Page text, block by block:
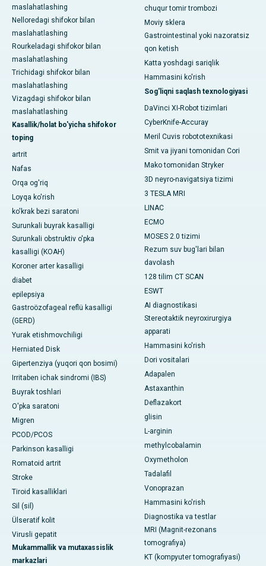
maslahatlashing
Nelloredagi shifokor bilan
maslahatlashing
Rourkeladagi shifokor bilan
maslahatlashing
Trichidagi shifokor bilan
maslahatlashing
Vizagdagi shifokor bilan
maslahatlashing
Kasallik/holat bo'yicha shifokor
toping
artrit
Nafas
Orqa og'riq
Loyqa ko'rish
ko'krak bezi saratoni
Surunkali buyrak kasalligi
Surunkali obstruktiv o'pka
kasalligi (KOAH)
Koroner arter kasalligi
diabet
epilepsiya
Gastroözofageal reflü kasalligi
(GERD)
Yurak etishmovchiligi
Herniated Disk
Gipertenziya (yuqori qon bosimi)
Irritaben ichak sindromi (IBS)
Buyrak toshlari
O'pka saratoni
Migren
PCOD/PCOS
Parkinson kasalligi
Romatoid artrit
Stroke
Tiroid kasalliklari
Sil (sil)
Ülseratif kolit
Virusli gepatit
Mukammallik va mutaxassislik
markazlari
chuqur tomir trombozi
Moviy sklera
Gastrointestinal yoki nazoratsiz
qon ketish
Katta yoshdagi sariqlik
Hammasini ko'rish
Sog'liqni saqlash texnologiyasi
DaVinci XI-Robot tizimlari
CyberKnife-Accuray
Meril Cuvis robototexnikasi
Smit va jiyani tomonidan Cori
Mako tomonidan Stryker
3D neyro-navigatsiya tizimi
3 TESLA MRI
LINAC
ECMO
MOSES 2.0 tizimi
Rezum suv bug'lari bilan
davolash
128 tilim CT SCAN
ESWT
AI diagnostikasi
Stereotaktik neyroxirurgiya
apparati
Hammasini ko'rish
Dori vositalari
Adapalen
Astaxanthin
Deflazakort
glisin
L-arginin
methylcobalamin
Oxymetholon
Tadalafil
Vonoprazan
Hammasini ko'rish
Diagnostika va testlar
MRI (Magnit-rezonans
tomografiya)
KT (kompyuter tomografiyasi)